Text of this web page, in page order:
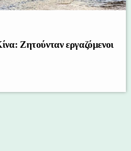
Ζητούνταν εργαζόμενοι